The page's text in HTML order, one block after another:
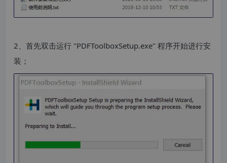
2、首先双击运行 "PDFToolboxSetup.exe" 程序开始进行安
装；